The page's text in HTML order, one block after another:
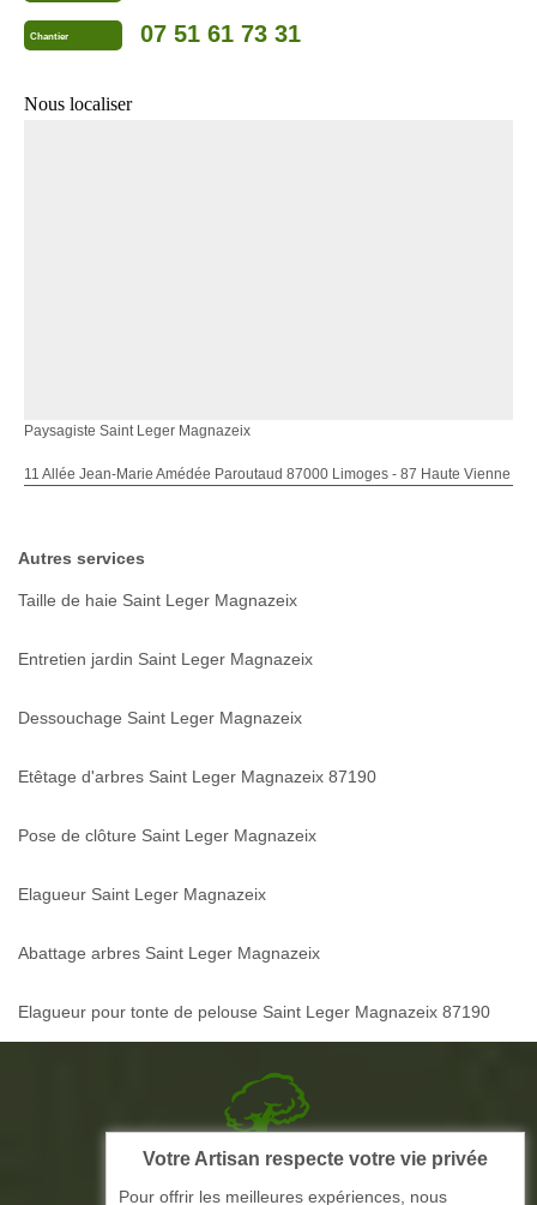
Chantier 07 51 61 73 31
Nous localiser
Paysagiste Saint Leger Magnazeix
11 Allée Jean-Marie Amédée Paroutaud 87000 Limoges - 87 Haute Vienne
Autres services
Taille de haie Saint Leger Magnazeix
Entretien jardin Saint Leger Magnazeix
Dessouchage Saint Leger Magnazeix
Etêtage d'arbres Saint Leger Magnazeix 87190
Pose de clôture Saint Leger Magnazeix
Elagueur Saint Leger Magnazeix
Abattage arbres Saint Leger Magnazeix
Elagueur pour tonte de pelouse Saint Leger Magnazeix 87190
Votre Artisan respecte votre vie privée
Pour offrir les meilleures expériences, nous